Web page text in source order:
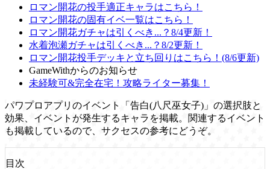
ロマン開花の投手適正キャラはこちら！
ロマン開花の固有イベ一覧はこちら！
ロマン開花ガチャは引くべき...？8/4更新！
水着泡瀬ガチャは引くべき...？8/2更新！
ロマン開花投手デッキと立ち回りはこちら！(8/6更新)
GameWithからのお知らせ
未経験可&完全在宅！攻略ライター募集！
パワプロアプリのイベント「告白(八尺巫女子)」の選択肢と
効果、イベントが発生するキャラを掲載。関連するイベント
も掲載しているので、サクセスの参考にどうぞ。
目次